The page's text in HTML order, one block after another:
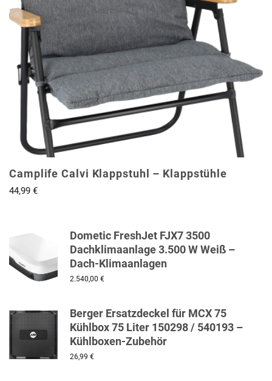
Camplife Calvi Klappstuhl – Klappstühle
44,99 €
Dometic FreshJet FJX7 3500
Dachklimaanlage 3.500 W Weiß –
Dach-Klimaanlagen
2.540,00 €
Berger Ersatzdeckel für MCX 75
Kühlbox 75 Liter 150298 / 540193 –
Kühlboxen-Zubehör
26,99 €